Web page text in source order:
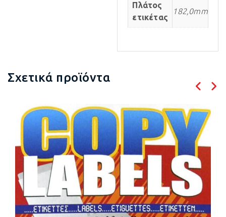
Πλάτος
ετικέτας
182,0mm
Σχετικά προϊόντα